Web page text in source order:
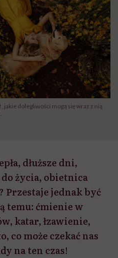
jakie dolegliwości mogą się wraz z nią
dłuższe dni,
życia, obietnica
jednak być
temu: ćmienie w
katar, łzawienie,
co może czekać nas
na ten czas!